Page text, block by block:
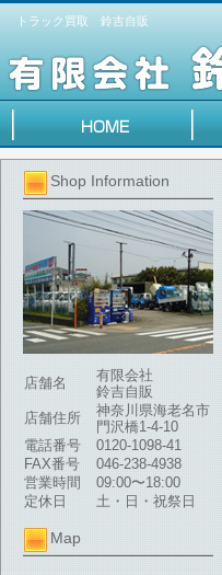
トラック買取 鈴吉自販
Shop Information
店舗名
有限会社
鈴吉自販
店舗住所
神奈川県海老名市
門沢橋1-4-10
電話番号
0120-1098-41
FAX番号
046-238-4938
営業時間
09:00〜18:00
定休日
土・日・祝祭日
Map